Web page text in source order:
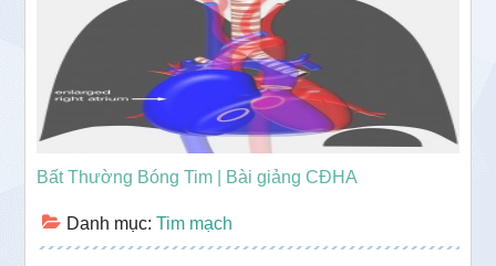
Bất Thường Bóng Tim | Bài giảng CĐHA
Danh mục:Tim mạch